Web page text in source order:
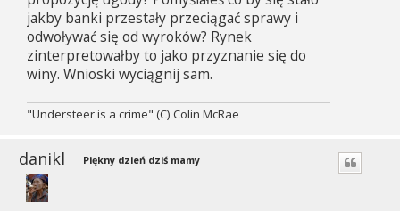
jakby banki przestały przeciągać sprawy i
odwoływać się od wyroków? Rynek
zinterpretowałby to jako przyznanie się do
winy. Wnioski wyciągnij sam.
"Understeer is a crime" (C) Colin McRae
danikl Piękny dzień dziś mamy